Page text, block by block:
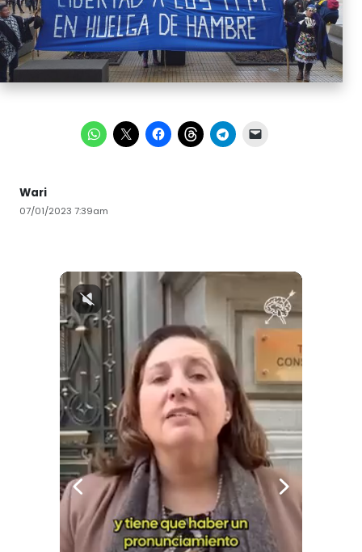
Wari
07/01/2023 7:39am